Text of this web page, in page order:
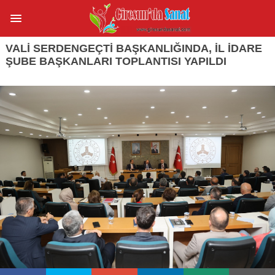
VALI SERDENGEÇTI BAŞKANLIĞINDA, İL İDARE
ŞUBE BAŞKANLARI TOPLANTISI YAPILDI